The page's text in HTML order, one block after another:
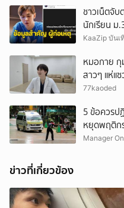
ชาวเน็ตจั
นักเรียน ม
KaaZip บันเ
หมอกาย กุ
สาวๆ แห่แ
77kaoded
5 ข้อควรป
หยุดพฤติก
Manager
ข่าวที่เกี่ยวข้อง